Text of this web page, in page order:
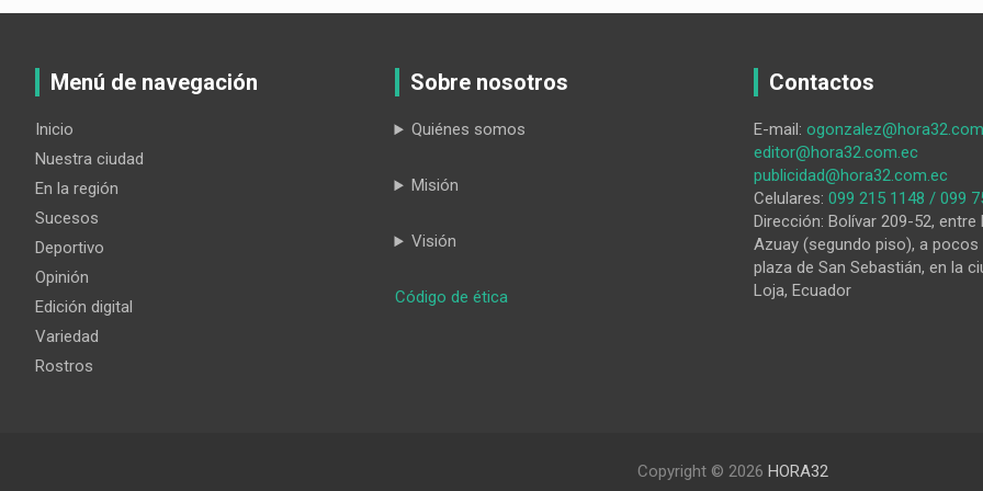
Menú de navegación
Inicio
Nuestra ciudad
En la región
Sucesos
Deportivo
Opinión
Edición digital
Variedad
Rostros
Sobre nosotros
Quiénes somos
Misión
Visión
Código de ética:
Contactos
E-mail:
editor@hora32.com.ec
publicidad@hora32.com.ec
Celulares: 099 215 1148 / 099
Dirección: Bolívar 209-52, entre
Azuay (segundo piso), a
plaza de San Sebastián, en la
Loja, Ecuador
Copyright © 2026 HORA32